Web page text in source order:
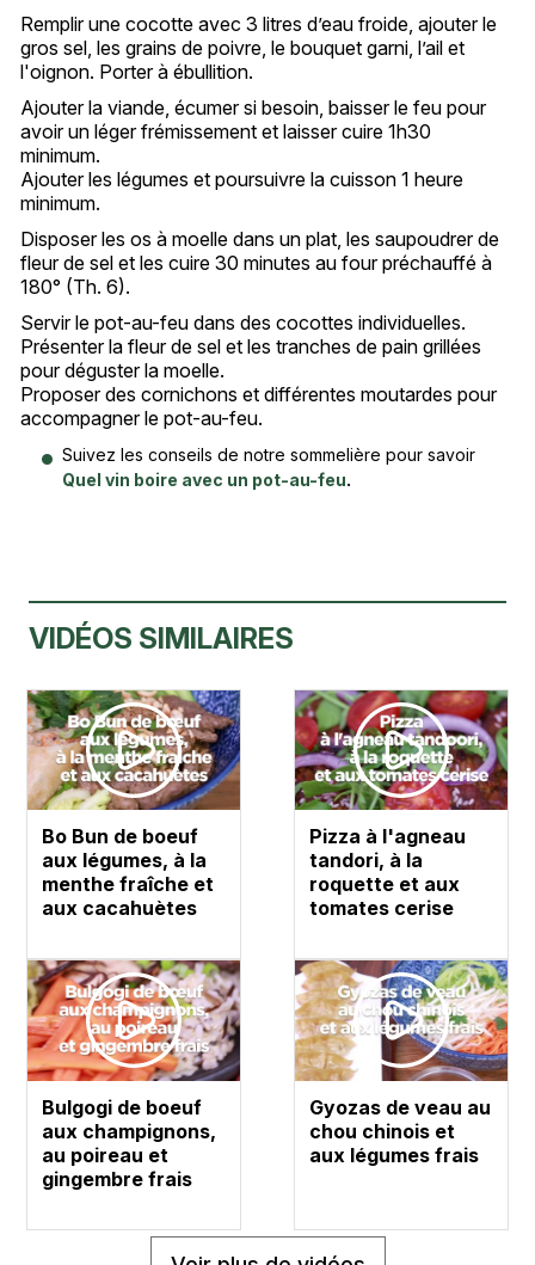
Remplir une cocotte avec 3 litres d’eau froide, ajouter le
gros sel, les grains de poivre, le bouquet garni, l’ail et
l'oignon. Porter à ébullition.
Ajouter la viande, écumer si besoin, baisser le feu pour
avoir un léger frémissement et laisser cuire 1h30
minimum.
Ajouter les légumes et poursuivre la cuisson 1 heure
minimum.
Disposer les os à moelle dans un plat, les saupoudrer de
fleur de sel et les cuire 30 minutes au four préchauffé à
180° (Th. 6).
Servir le pot-au-feu dans des cocottes individuelles.
Présenter la fleur de sel et les tranches de pain grillées
pour déguster la moelle.
Proposer des cornichons et différentes moutardes pour
accompagner le pot-au-feu.
Suivez les conseils de notre sommelière pour savoir
Quel vin boire avec un pot-au-feu.
VIDÉOS SIMILAIRES
Bo Bun de boeuf
aux légumes, à la
menthe fraîche et
aux cacahuètes
Pizza à l'agneau
tandori, à la
roquette et aux
tomates cerise
Bulgogi de boeuf
aux champignons,
au poireau et
gingembre frais
Gyozas de veau au
chou chinois et
aux légumes frais